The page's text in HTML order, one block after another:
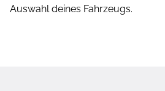
Auswahl deines Fahrzeugs.